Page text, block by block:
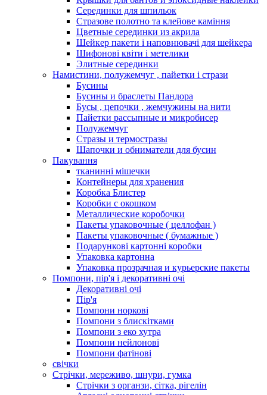
Серединки для шпильок
Стразове полотно та клейове каміння
Цветные серединки из акрила
Шейкер пакети і наповнювачі для шейкера
Шифонові квіти і метелики
Элитные серединки
Намистини, полужемчуг , пайетки і стрази
Бусины
Бусины и браслеты Пандора
Бусы , цепочки , жемчужины на нити
Пайетки рассыпные и микробисер
Полужемчуг
Стразы и термостразы
Шапочки и обниматели для бусин
Пакування
тканинні мішечки
Контейнеры для хранения
Коробка Блистер
Коробки с окошком
Металлические коробочки
Пакеты упаковочные ( целлофан )
Пакеты упаковочные ( бумажные )
Подарункові картонні коробки
Упаковка картонна
Упаковка прозрачная и курьерские пакеты
Помпони, пір'я і декоративні очі
Декоративні очі
Пір'я
Помпони норкові
Помпони з блискітками
Помпони з еко хутра
Помпони нейлонові
Помпони фатінові
свічки
Стрічки, мереживо, шнури, гумка
Стрічки з органзи, сітка, рігелін